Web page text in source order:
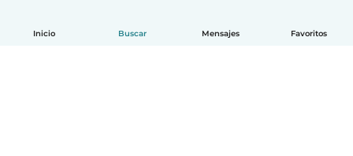
Inicio Buscar Mensajes Favoritos